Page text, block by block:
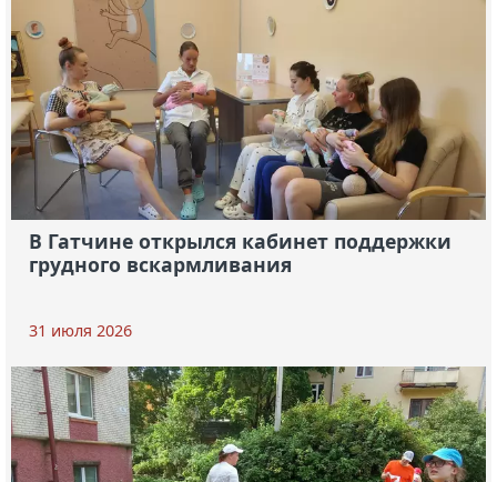
В Гатчине открылся кабинет поддержки
грудного вскармливания
31 июля 2026